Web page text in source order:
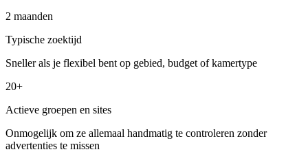
2 maanden
Typische zoektijd
Sneller als je flexibel bent op gebied, budget of kamertype
20+
Actieve groepen en sites
Onmogelijk om ze allemaal handmatig te controleren zonder
advertenties te missen